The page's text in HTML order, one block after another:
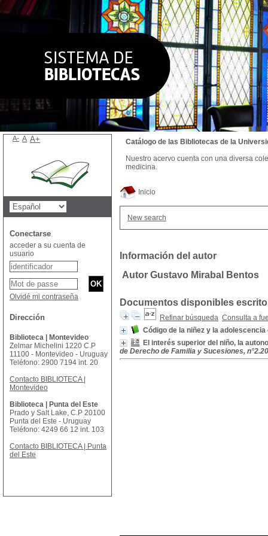
Inicio
New search
Información del autor
Autor Gustavo Mirabal Bentos
Documentos disponibles
Refinar búsqueda Consulta a
Código de la niñez y la
El interés superior del niño, la
de Derecho de Familia y Sucesiones,
Catálogo de las Bibliotecas de la
Nuestro acervo cuenta con una diversa
medicina.
A- A A+
Conectarse
acceder a su cuenta de
usuario
Olvidé mi contraseña
Dirección
Biblioteca | Montevideo
Zelmar Michelini 1220 C.P
11100 - Montevideo - Uruguay
Teléfono: 2900 7194 int. 20
Contacto BIBLIOTECA |
Montevideo
Biblioteca | Punta del Este
Prado y Salt Lake, C.P 20100
Punta del Este - Uruguay
Teléfono: 4249 66 12 int. 103
Contacto BIBLIOTECA | Punta
del Este